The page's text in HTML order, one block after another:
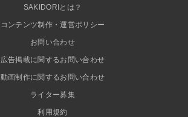
SAKIDORIとは？
コンテンツ制作・運営ポリシー
お問い合わせ
広告掲載に関するお問い合わせ
動画制作に関するお問い合わせ
ライター募集
利用規約